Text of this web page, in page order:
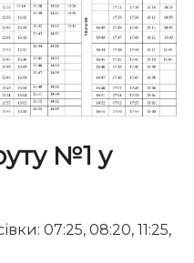
№1 у
07:25, 08:20, 11:25,